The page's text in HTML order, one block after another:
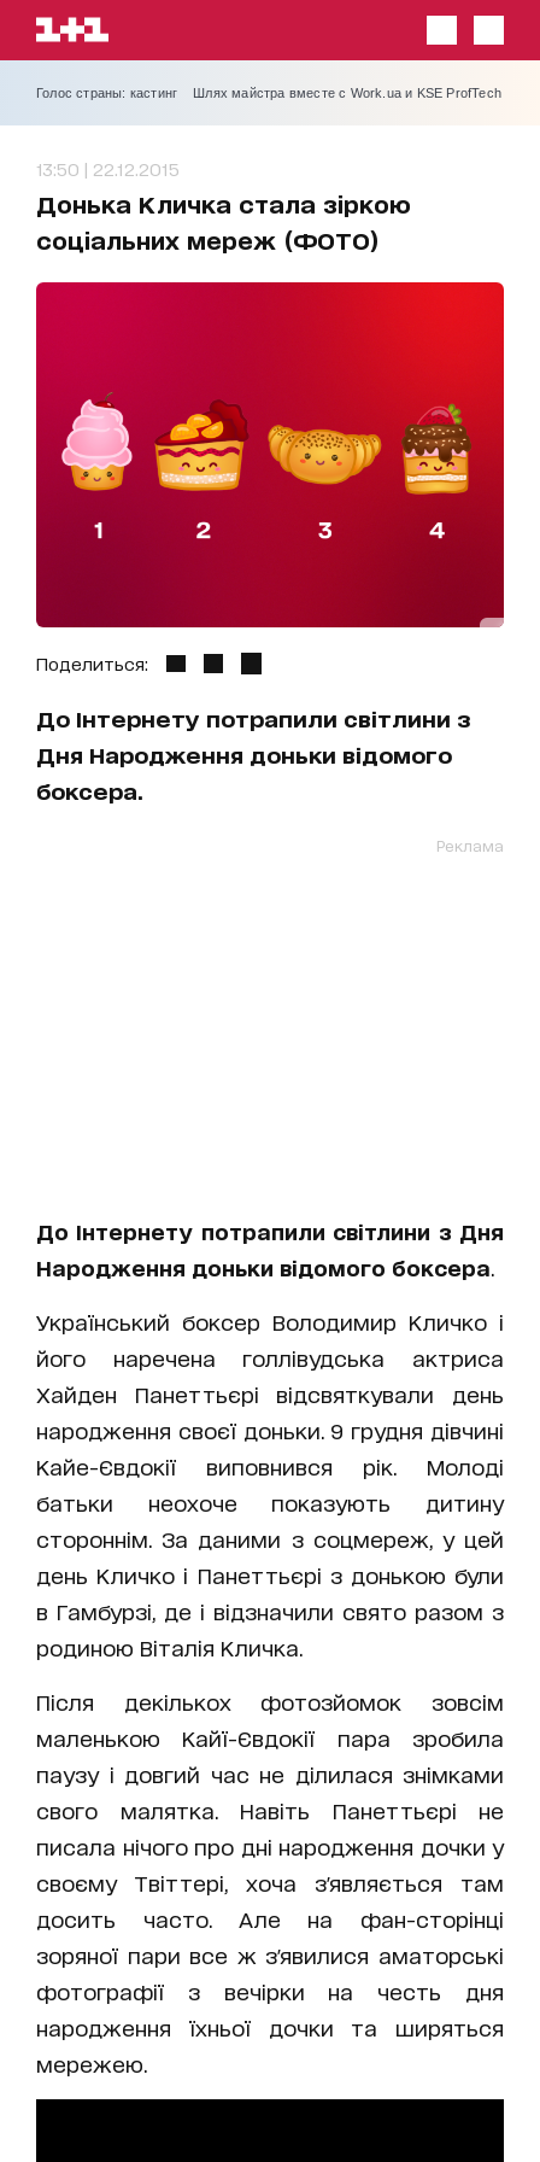
Голос страны: кастинг Шлях майстра вместе с Work.ua и KSE ProfTech
13:50 | 22.12.2015
Донька Кличка стала зіркою
соціальних мереж (ФОТО)
Поделиться:
До Інтернету потрапили світлини з
Дня Народження доньки відомого
боксера.
Реклама
До Інтернету потрапили світлини з Дня
Народження доньки відомого боксера
Український боксер Володимир Кличко і
його наречена голлівудська актриса
Хайден Панеттьєрі відсвяткували день
народження своєї доньки. 9 грудня дівчині
Кайе-Євдокії виповнився рік. Молоді
батьки неохоче показують дитину
стороннім. За даними з соцмереж, у цей
день Кличко і Панеттьєрі з донькою були
в Гамбурзі, де і відзначили свято разом з
родиною Віталія Кличка.
Після декількох фотозйомок зовсім
маленькою Кайї-Євдокії пара зробила
паузу і довгий час не ділилася знімками
свого малятка. Навіть Панеттьєрі не
писала нічого про дні народження дочки у
своєму Твіттері, хоча з'являється там
досить часто. Але на фан-сторінці
зоряної пари все ж з'явилися аматорські
фотографії з вечірки на честь дня
народження їхньої дочки та ширяться
мережею.